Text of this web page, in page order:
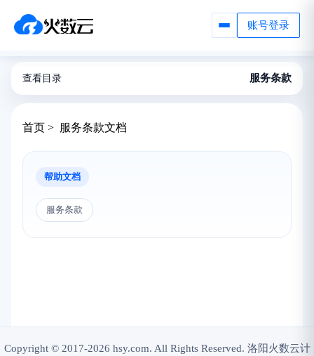
账号登录
查看目录 服务条款
首页 > 服务条款文档
帮助文档
服务条款
Copyright © 2017-2026 hsy.com. All Rights Reserved. 洛阳火数云计